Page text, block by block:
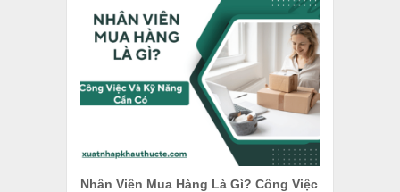
Nhân Viên Mua Hàng Là Gì? Công Việc